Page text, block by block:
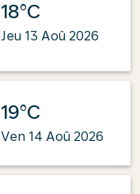
18°C
Jeu 13 Aoû 2026
19°C
Ven 14 Aoû 2026